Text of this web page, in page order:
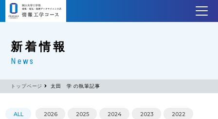
新着情報
News
トップページ 太田 学 の執筆記事
ALL 2026 2025 2024 2023 2022